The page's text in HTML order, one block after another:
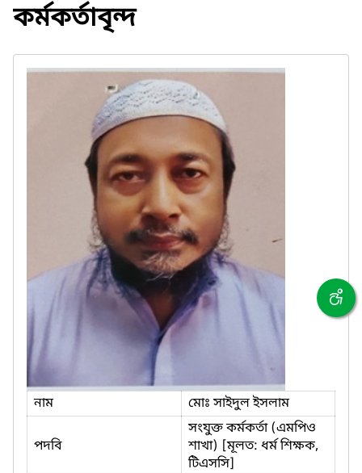
কর্মকর্তাবৃন্দ
নাম মোঃ সাইদুল ইসলাম
পদবি
সংযুক্ত কর্মকর্তা (এমপিও
শাখা) [মূলত: ধর্ম শিক্ষক,
টিএসসি]